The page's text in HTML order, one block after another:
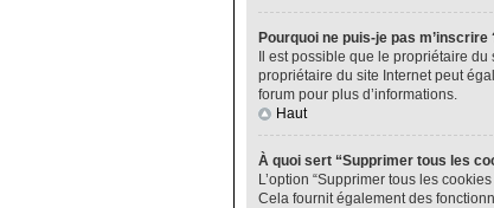
Pourquoi ne puis-je pas m’inscrire
Il est possible que le propriétaire
propriétaire du site Internet peut
forum pour plus d’informations.
Haut
À quoi sert “Supprimer tous les
L’option “Supprimer tous les
Cela fournit également des